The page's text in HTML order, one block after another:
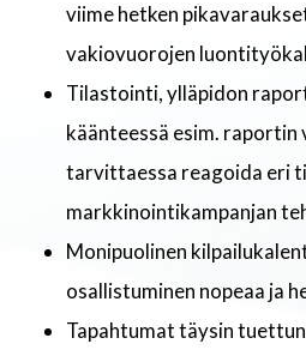
viime hetken
vakiovuorojen
Tilastointi, ylläpidon
käänteessä esim.
tarvittaessa reagoida eri
markkinointikampanjan
Monipuolinen
osallistuminen nopeaa ja
Tapahtumat täysin